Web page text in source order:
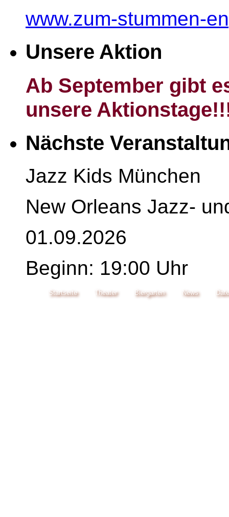
www.zum-stummen-
Unsere Aktion
Ab September gibt
unsere
Nächste
Jazz Kids München
New Orleans Jazz-
01.09.2026
Beginn: 19:00 Uhr
Startseite Theater Biergarten News